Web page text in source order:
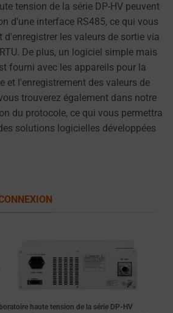
tension de la série DP-HV peuvent
d'une interface RS485, ce qui vous
d'enregistrer les valeurs de sortie via
De plus, un logiciel simple mais
fourni avec les appareils pour la
et l'enregistrement des valeurs de
trouverez également dans notre
du protocole, ce qui vous permettra
solutions logicielles développées
haute tension de la série DP-HV